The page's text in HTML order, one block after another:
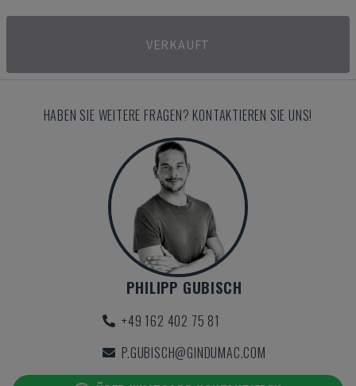
VERKAUFT
HABEN SIE WEITERE FRAGEN? KONTAKTIEREN SIE UNS!
PHILIPP GUBISCH
+49 162 402 75 81
P.GUBISCH@GINDUMAC.COM